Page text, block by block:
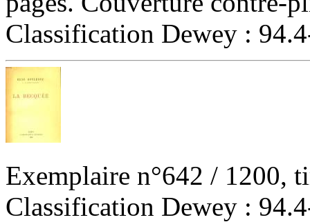
Classification Dewey :
‎Exemplaire n°642 / 1200,
Classification Dewey :